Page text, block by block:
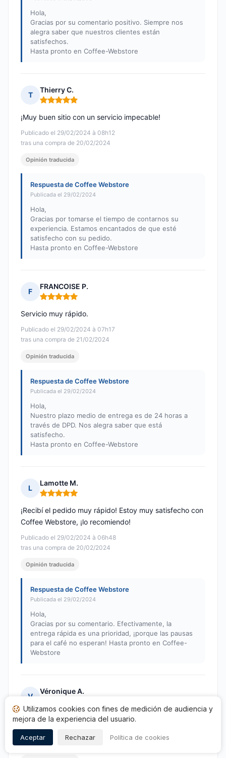
Hola,
Gracias por su comentario positivo. Siempre nos
alegra saber que nuestros clientes están
satisfechos.
Hasta pronto en Coffee-Webstore
T
Thierry C.
Nota: 5 de 5
Publicado el 29/02/2024 à 08h12
tras una compra de 20/02/2024
¡Muy buen sitio con un servicio impecable!
Opinión traducida
Respuesta de Coffee Webstore
Publicada el 29/02/2024
Hola,
Gracias por tomarse el tiempo de contarnos su
experiencia. Estamos encantados de que esté
satisfecho con su pedido.
Hasta pronto en Coffee-Webstore
F
FRANCOISE P.
Nota: 5 de 5
Publicado el 29/02/2024 à 07h17
tras una compra de 21/02/2024
Servicio muy rápido.
Opinión traducida
Respuesta de Coffee Webstore
Publicada el 29/02/2024
Hola,
Nuestro plazo medio de entrega es de 24 horas a
través de DPD. Nos alegra saber que está
satisfecho.
Hasta pronto en Coffee-Webstore
L
Lamotte M.
Nota: 5 de 5
Publicado el 29/02/2024 à 06h48
tras una compra de 20/02/2024
¡Recibí el pedido muy rápido! Estoy muy satisfecho con
Coffee Webstore, ¡lo recomiendo!
Opinión traducida
Respuesta de Coffee Webstore
Publicada el 29/02/2024
Hola,
Gracias por su comentario. Efectivamente, la
entrega rápida es una prioridad, ¡porque las pausas
para el café no esperan! Hasta pronto en Coffee-
Webstore
V
Véronique A.
Nota: 5 de 5
Publicado el 29/02/2024 à 00h28
tras una compra de 21/02/2024
Velocidad
Utilizamos cookies con fines de medición de audiencia y
mejora de la experiencia del usuario.
Aceptar Rechazar Política de cookies